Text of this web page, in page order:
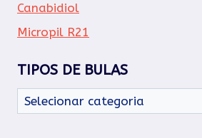
Canabidiol
Micropil R21
TIPOS DE BULAS
Tipos
de